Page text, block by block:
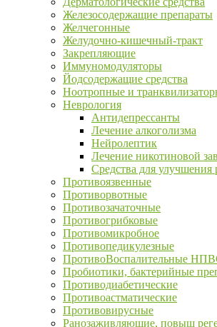
Железосодержащие препараты
Желчегонные
Желудочно-кишечный-тракт
Закрепляющие
Иммуномодуляторы
Йодсодержащие средства
Ноотропные и
Неврология
Антидепрессанты
Лечение алкоголизма
Нейролептик
Лечение никотиновой
Средства для улучшения
Противоязвенные
Противорвотные
Противозачаточные
Противогрибковые
Противомикробное
Противопедикулезные
ПротивоВоспалительные
Пробиотики, бактерийные
Противодиабетические
Противоастматические
Противовирусные
Ранозаживляющие, повыш